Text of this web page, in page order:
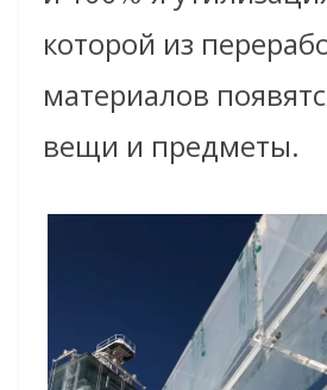
которой из
материалов
вещи и предметы.